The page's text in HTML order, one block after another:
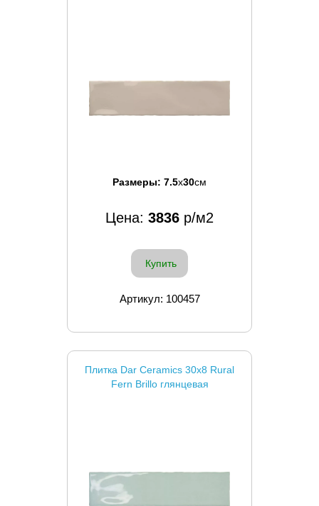
Размеры: 7.5x30см
Цена: 3836 р/м2
Купить
Артикул: 100457
Плитка Dar Ceramics 30x8 Rural
Fern Brillo глянцевая